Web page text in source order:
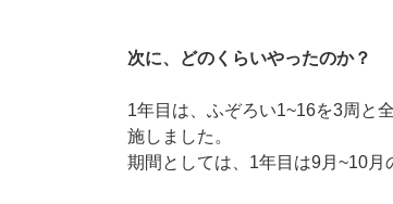
次に、どのくらいやったのか？
1年目は、ふぞろい1~16を3周と
施しました。
期間としては、1年目は9月~10月